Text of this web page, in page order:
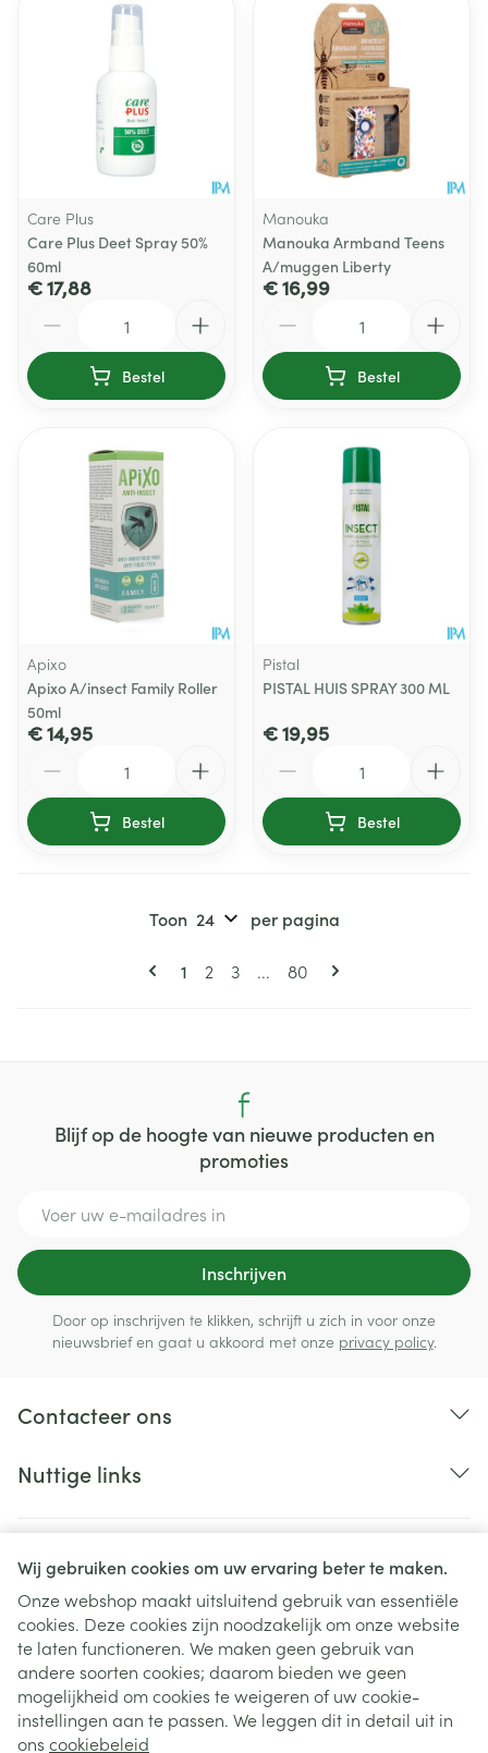
Wij gebruiken cookies om uw ervaring beter te maken.
Onze webshop maakt uitsluitend gebruik van essentiële
cookies. Deze cookies zijn noodzakelijk om onze website
te laten functioneren. We maken geen gebruik van
andere soorten cookies; daarom bieden we geen
mogelijkheid om cookies te weigeren of uw cookie-
instellingen aan te passen. We leggen dit in detail uit in
ons cookiebeleid
Care Plus
Care Plus Deet Spray 50%
60ml
€ 17,88
Bestel
Manouka
Manouka Armband Teens
A/muggen Liberty
€ 16,99
Bestel
Apixo
Apixo A/insect Family Roller
50ml
€ 14,95
Bestel
Pistal
PISTAL HUIS SPRAY 300 ML
€ 19,95
Bestel
Pagina's
U lees momenteel pagina
1 Pagina
2 Pagina
3 ... Pagina
80
Toon per pagina
Blijf op de hoogte van nieuwe producten en
promoties
Inschrijven
Door op inschrijven te klikken, schrijft u zich in voor onze
nieuwsbrief en gaat u akkoord met onze privacy policy.
Contacteer ons
Nuttige links
Juridische links